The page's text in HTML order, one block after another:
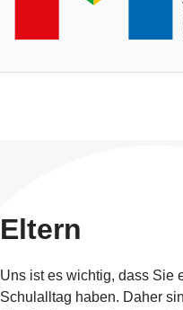
Eltern
Uns ist es wichtig, dass Sie
Schulalltag haben. Daher